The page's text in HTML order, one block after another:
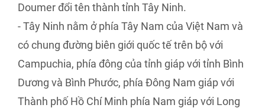
Doumer đổi tên thành tỉnh Tây Ninh.
- Tây Ninh nằm ở phía Tây Nam của Việt Nam và
có chung đường biên giới quốc tế trên bộ với
Campuchia, phía đông của tỉnh giáp với tỉnh Bình
Dương và Bình Phước, phía Đông Nam giáp với
Thành phố Hồ Chí Minh phía Nam giáp với Long